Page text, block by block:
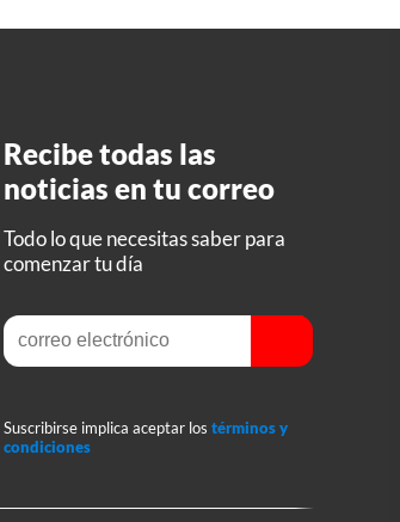
Recibe todas las
noticias en tu correo
Todo lo que necesitas saber para
comenzar tu día
Suscribirse implica aceptar los términos y
condiciones